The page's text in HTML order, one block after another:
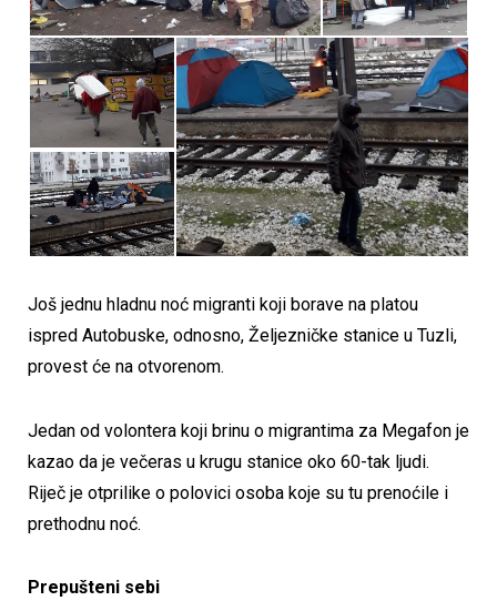
Još jednu hladnu noć migranti koji borave na platou
ispred Autobuske, odnosno, Željezničke stanice u Tuzli,
provest će na otvorenom.
Jedan od volontera koji brinu o migrantima za Megafon je
kazao da je večeras u krugu stanice oko 60-tak ljudi.
Riječ je otprilike o polovici osoba koje su tu prenoćile i
prethodnu noć.
Prepušteni sebi